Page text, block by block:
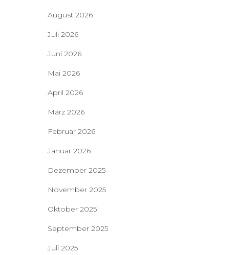
August 2026
Juli 2026
Juni 2026
Mai 2026
April 2026
März 2026
Februar 2026
Januar 2026
Dezember 2025
November 2025
Oktober 2025
September 2025
Juli 2025